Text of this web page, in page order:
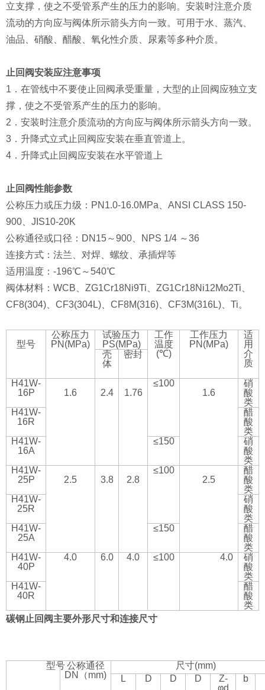
立支撑，使之不受管系产生的压力的影响。安装时注意介质
流动的方向应与阀体所示箭头方向一致。可用于水、蒸汽、
油品、硝酸、醋酸、氧化性介质、尿素等多种介质。
止回阀安装应注意事项
1．在管线中不要使止回阀承受重量，大型的止回阀应独立支
撑，使之不受管系产生的压力的影响。
2．安装时注意介质流动的方向应与阀体所示箭头方向一致。
3．升降式立式止回阀应安装在垂直管道上。
4．升降式止回阀应安装在水平管道上
止回阀性能参数
公称压力或压力级：PN1.0-16.0MPa、ANSI CLASS 150-
900、JIS10-20K
公称通径或口径：DN15～900、NPS 1/4 ～36
连接方式：法兰、对焊、螺纹、承插焊等
适用温度：-196℃～540℃
阀体材料：WCB、ZG1Cr18Ni9Ti、ZG1Cr18Ni12Mo2Ti、
CF8(304)、CF3(304L)、CF8M(316)、CF3M(316L)、Ti。
型号
公称压力
PN(MPa)
试验压力
PS(MPa)
工作
温度
(℃)
工作压力
PN(MPa)
适
用
介
质
壳
体
密封
H41W-
16P
1.6 2.4 1.76
≤100
1.6
硝
酸
类
H41W-
16R
醋
酸
类
H41W-
16A
≤150
硝
酸
类
H41W-
25P
2.5 3.8 2.8
≤100
2.5
醋
酸
类
H41W-
25R
硝
酸
类
H41W-
25A
≤150
醋
酸
类
H41W-
40P
4.0 6.0 4.0 ≤100 4.0
硝
酸
类
H41W-
40R
醋
酸
类
碳钢止回阀主要外形尺寸和连接尺寸
型号公称通径
DN（mm)
尺寸(mm)
L
D D D
Z-
φd
b